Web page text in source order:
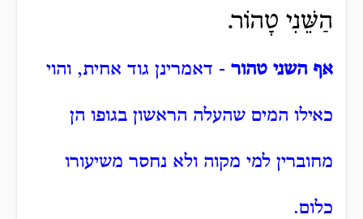
הַשֵּׁנִי טָהוֹר.
אף השני טהור - דאמרינן גוד אחית, והוי
כאילו המים שהעלה הראשון בגופו הן
מחוברין למי מקוה ולא נחסר משיעורו
כלום.